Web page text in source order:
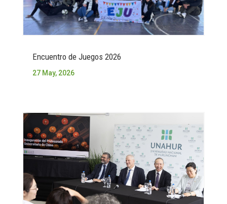
Encuentro de Juegos 2026
27 May, 2026